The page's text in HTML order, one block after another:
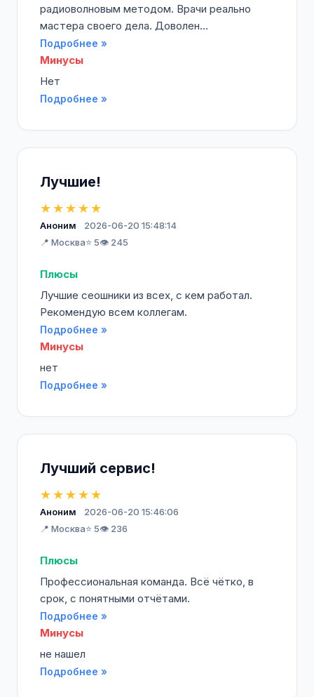
радиоволновым методом. Врачи реально
мастера своего дела. Доволен...
Подробнее »
Минусы
Нет
Подробнее »
Лучшие!
★★★★★
Аноним
2026-06-20 15:48:14
📍 Москва⭐ 5👁️ 245
Плюсы
Лучшие сеошники из всех, с кем работал.
Рекомендую всем коллегам.
Подробнее »
Минусы
нет
Подробнее »
Лучший сервис!
★★★★★
Аноним
2026-06-20 15:46:06
📍 Москва⭐ 5👁️ 236
Плюсы
Профессиональная команда. Всё чётко, в
срок, с понятными отчётами.
Подробнее »
Минусы
не нашел
Подробнее »